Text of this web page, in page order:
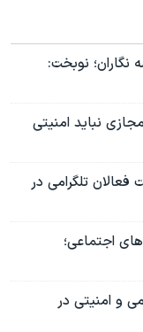
نگاران؛ نوبخت:
نباید امنیتی
فعالان تلگرامی در
اجتماعی؛
و امنیتی در